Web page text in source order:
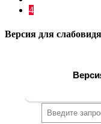
4
Версия для